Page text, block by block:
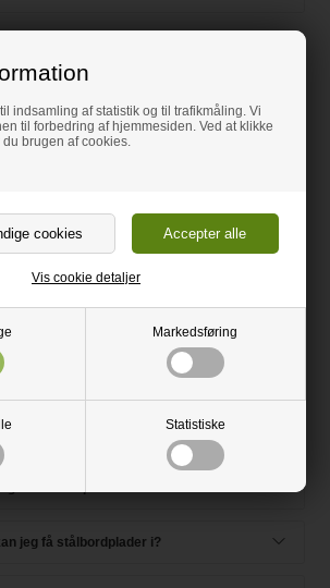
indsamling af statistik og til trafikmåling. Vi
til forbedring af hjemmesiden. Ved at klikke
brugen af cookies.
Markedsføring
Statistiske
Vis cookie detaljer
der anvendes til stålbordplader.
bygget op?
eller U-formet bordplade ind i huset?
ridser
jeg ridser i min stålbordplade?
ikke kan tåle?
jeg få stålbordplader i?